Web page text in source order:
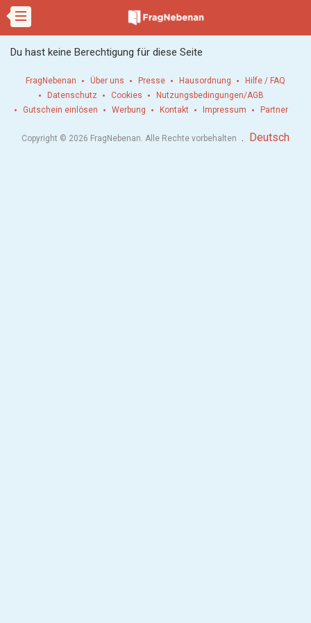
Du hast keine Berechtigung für diese Seite
FragNebenan Über uns Presse Hausordnung
Hilfe / FAQ
Datenschutz
Cookies
Nutzungsbedingungen/AGB
Gutschein einlösen
Werbung Kontakt Impressum Partner
Copyright © 2026 FragNebenan. Alle Rechte vorbehalten . Deutsch